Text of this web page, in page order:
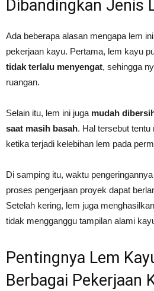
Dibandingkan Jenis
Ada beberapa alasan mengapa lem
pekerjaan kayu. Pertama, lem kayu
tidak terlalu menyengat, sehingga
ruangan.
Selain itu, lem ini juga mudah
saat masih basah. Hal tersebut
ketika terjadi kelebihan lem pada
Di samping itu, waktu
proses pengerjaan proyek dapat
Setelah kering, lem juga menghasilkan
tidak mengganggu tampilan alami
Pentingnya Lem
Berbagai Pekerjaan